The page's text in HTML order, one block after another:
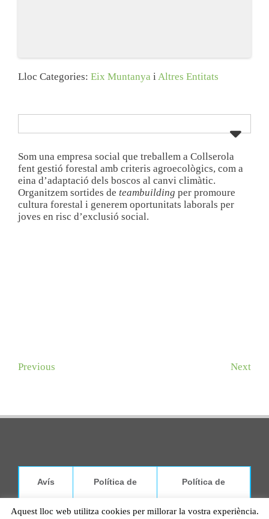
Lloc Categories: Eix Muntanya i Altres Entitats
Som una empresa social que treballem a Collserola
fent gestió forestal amb criteris agroecològics, com a
eina d’adaptació dels boscos al canvi climàtic.
Organitzem sortides de teambuilding per promoure
cultura forestal i generem oportunitats laborals per
joves en risc d’exclusió social.
Previous Next
Avís
legal
Política de
galetes
Política de
privadesa
Aquest lloc web utilitza cookies per millorar la vostra experiència.